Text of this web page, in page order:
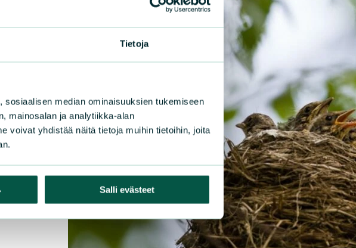
Tietoja
median ominaisuuksien tukemiseen
mainosalan ja analytiikka-alan
voivat yhdistää näitä tietoja muihin tietoihin, joita
Salli evästeet